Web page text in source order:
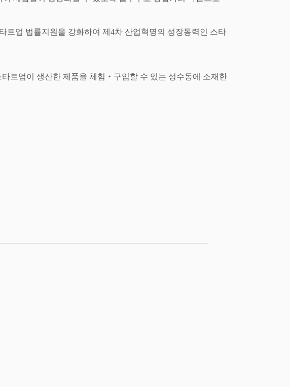
트업 법률지원을 강화하여 제 4차 산업혁명의 성장동력인 스타
타트업이 생산한 제품을 체험 ‧ 구입할 수 있는 성수동에 소재한